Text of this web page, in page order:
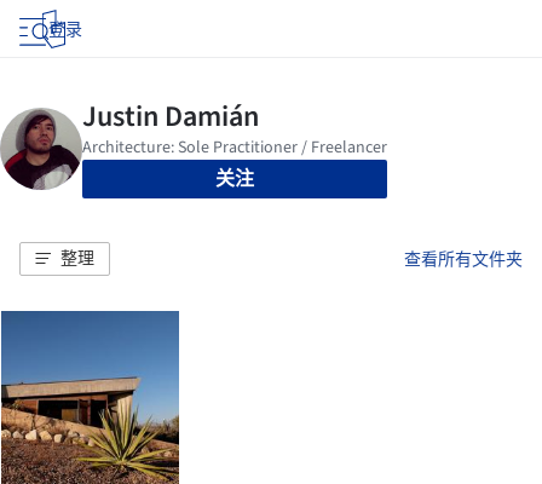
登录
关注
整理 查看所有文件夹